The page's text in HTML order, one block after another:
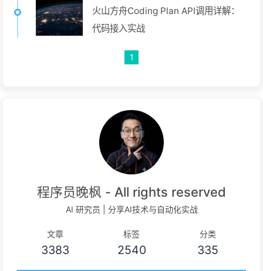
火山方舟Coding Plan API调用详解：
代码接入实战
1
程序员晚枫 - All rights reserved
AI 研究员 | 分享AI技术与自动化实战
文章
3383
标签
2540
分类
335